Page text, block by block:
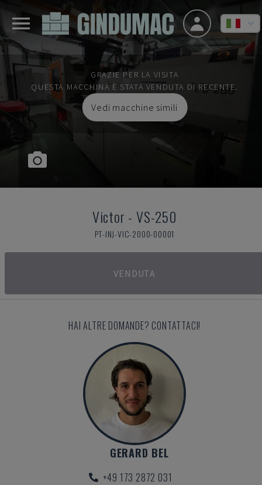
GRAZIE PER LA VISITA
QUESTA MACCHINA È STATA VENDUTA DI RECENTE.
Vedi macchine simili
Victor - VS-250
PT-INJ-VIC-2000-00001
VENDUTA
HAI ALTRE DOMANDE? CONTATTACI!
GERARD BEL
+49 173 2872 031